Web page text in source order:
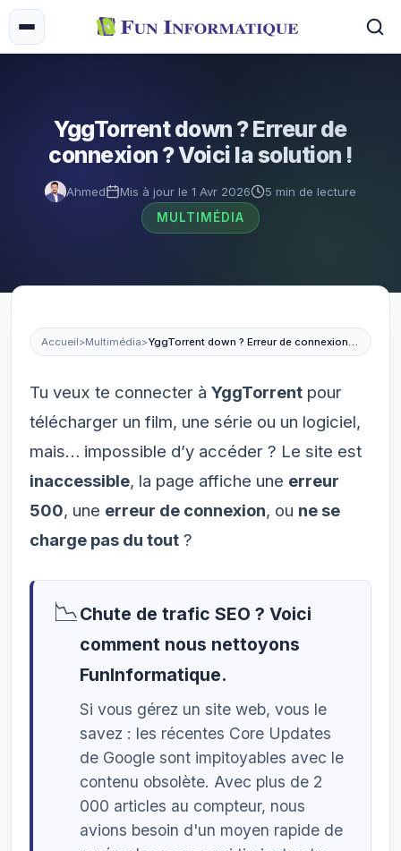
YggTorrent down ? Erreur de
connexion ? Voici la solution !
Ahmed Mis à jour le 1 Avr 2026
5 min de lecture
MULTIMÉDIA
Accueil>Multimédia> YggTorrent down ? Erreur de connexion ? Voici la solution !
Tu veux te connecter à YggTorrent pour
télécharger un film, une série ou un logiciel,
mais… impossible d’y accéder ? Le site est
inaccessible, la page affiche une erreur
500, une erreur de connexion, ou ne se
charge pas du tout ?
📉Chute de trafic SEO ? Voici
comment nous nettoyons
FunInformatique.
Si vous gérez un site web, vous le
savez : les récentes Core Updates
de Google sont impitoyables avec le
contenu obsolète. Avec plus de 2
000 articles au compteur, nous
avions besoin d'un moyen rapide de